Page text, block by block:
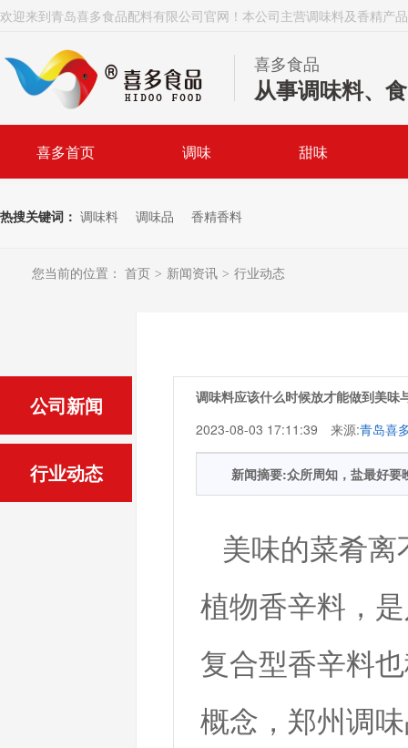
欢迎来到青岛喜多食品配料有限公司官网！本公司主营调味料及香精产
喜多食品
从事调味料、
喜多首页 调味 甜味
热搜关键词： 调味料 调味品 香精香料
您当前的位置： 首页 > 新闻资讯 > 行业动态
调味料应该什么时候放才能做到美味
2023-08-03 17:11:39 来源:青岛喜
新闻摘要:众所周知，盐最好
美味的菜肴
植物香辛料，
复合型香辛料
概念，郑州调
公司新闻
行业动态